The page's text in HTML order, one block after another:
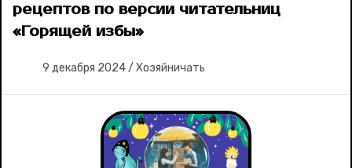
рецептов по версии читательниц
«Горящей избы»
9 декабря 2024/ Хозяйничать